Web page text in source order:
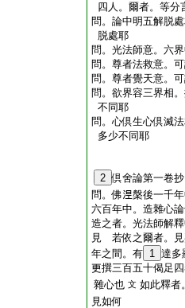
四人。爾者。等分
問。論中明五解脱
脱處耶
問。光法師意。六
問。尊者法救意。
問。尊者覺天意。
問。欲界容三界相
不同耶
問。心倶生心倶滅
多少不同耶
2 倶舍論第一卷抄
問。佛𣵀槃後一千
六百年中。造雜心
造之者。光法師解
見 若依之爾者。
年之間。有 1 達多
更撰三百五十偈足
雜心也 文 如此釋者
見如何